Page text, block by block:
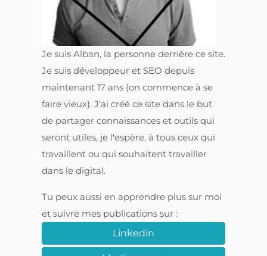
Je suis Alban, la personne derrière ce site.
Je suis développeur et SEO depuis
maintenant 17 ans (on commence à se
faire vieux). J'ai créé ce site dans le but
de partager connaissances et outils qui
seront utiles, je l'espère, à tous ceux qui
travaillent ou qui souhaitent travailler
dans le digital.
Tu peux aussi en apprendre plus sur moi
et suivre mes publications sur :
Linkedin